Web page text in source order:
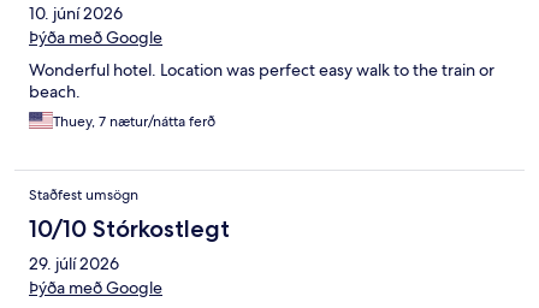
10. júní 2026
Þýða með Google
Wonderful hotel. Location was perfect easy walk to the train or
beach.
Thuey, 7 nætur/nátta ferð
Staðfest umsögn
10/10 Stórkostlegt
29. júlí 2026
Þýða með Google